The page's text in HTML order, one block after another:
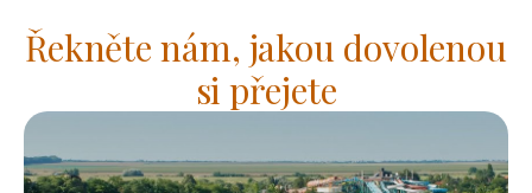
Řekněte nám, jakou dovolenou
si přejete